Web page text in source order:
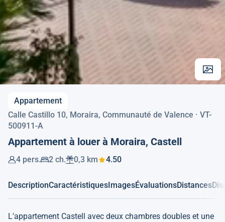
Appartement
Calle Castillo 10, Moraira, Communauté de Valence · VT-
500911-A
Appartement à louer à Moraira, Castell
4 pers. 2 ch. 0,3 km 4.50
DescriptionCaractéristiques ImagesÉvaluationsDistances
L'appartement Castell avec deux chambres doubles et une